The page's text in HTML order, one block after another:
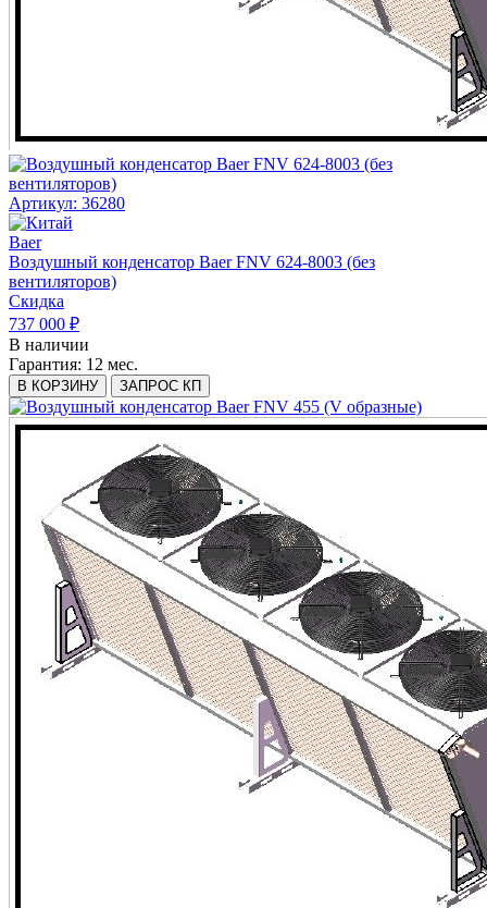
Артикул: 36280
Baer
Воздушный конденсатор Baer FNV 624-8003 (без
вентиляторов)
Скидка
737 000 ₽
В наличии
Гарантия: 12 мес.
В КОРЗИНУ ЗАПРОС КП